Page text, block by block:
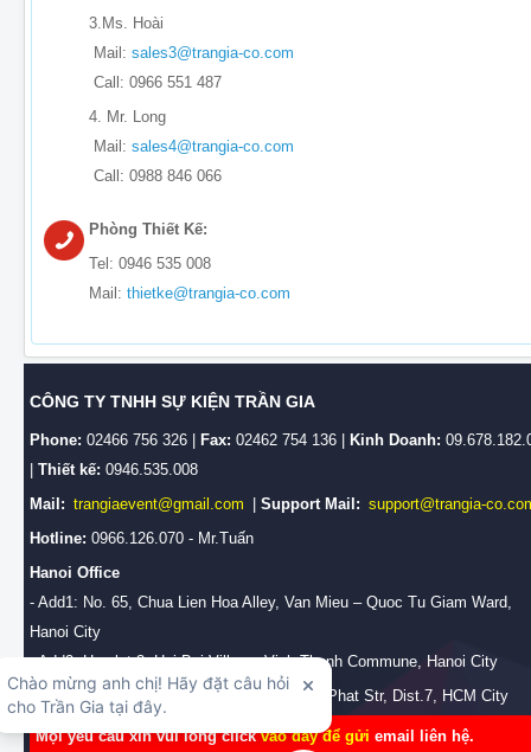
3.Ms. Hoài
Mail: sales3@trangia-co.com
Call: 0966 551 487
4. Mr. Long
Mail: sales4@trangia-co.com
Call: 0988 846 066
Phòng Thiết Kế:
Tel: 0946 535 008
Mail: thietke@trangia-co.com
CÔNG TY TNHH SỰ KIỆN TRẦN GIA
Phone: 02466 756 326 | Fax: 02462 754 136 | Kinh Doanh:
Thiết kế: 0946.535.008
Mail: trangiaevent@gmail.com Support Mail: support@trangia-
Hotline: 0966.126.070 - Mr.Tuấn
Hanoi Office
- Add1: No. 65, Chua Lien Hoa Alley, Van Mieu – Quoc Tu Giam Ward,
Hanoi City
- Add2: Hamlet 3, Hai Boi Village, Vinh Thanh Commune, Hanoi City
HCM Branch Office:
No.28/2b, Huynh Tan Phat Str, Dist.7, HCM City
Mọi yêu cầu xin vui lòng clickvào đây để gửi email liên hệ.